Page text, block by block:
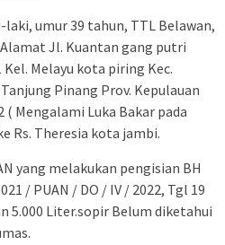
laki, umur 39 tahun, TTL Belawan,
Alamat Jl. Kuantan gang putri
Kel. Melayu kota piring Kec.
Pinang Prov. Kepulauan
( Mengalami Luka Bakar pada
Rs. Theresia kota jambi.
yang melakukan pengisian BH
/ PUAN / DO / IV / 2022, Tgl 19
5.000 Liter.sopir Belum diketahui